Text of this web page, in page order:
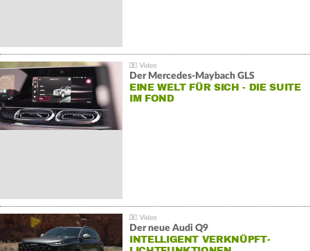
Der Mercedes‑Maybach GLS
EINE WELT FÜR SICH - DIE SUITE
IM FOND
Der neue Audi Q9
INTELLIGENT VERKNÜPFT-